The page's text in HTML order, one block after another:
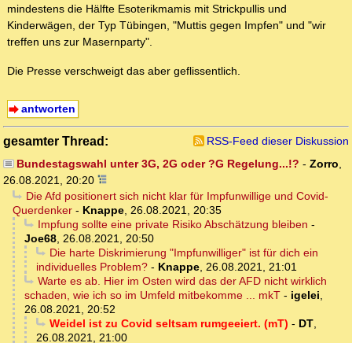
mindestens die Hälfte Esoterikmamis mit Strickpullis und
Kinderwägen, der Typ Tübingen, "Muttis gegen Impfen" und "wir
treffen uns zur Masernparty".
Die Presse verschweigt das aber geflissentlich.
antworten
gesamter Thread:
RSS-Feed dieser Diskussion
Bundestagswahl unter 3G, 2G oder ?G Regelung...!? - Zorro,
26.08.2021, 20:20
Die Afd positionert sich nicht klar für Impfunwillige und Covid-
Querdenker - Knappe, 26.08.2021, 20:35
Impfung sollte eine private Risiko Abschätzung bleiben -
Joe68, 26.08.2021, 20:50
Die harte Diskrimierung "Impfunwilliger" ist für dich ein
individuelles Problem? - Knappe, 26.08.2021, 21:01
Warte es ab. Hier im Osten wird das der AFD nicht wirklich
schaden, wie ich so im Umfeld mitbekomme ... mkT - igelei,
26.08.2021, 20:52
Weidel ist zu Covid seltsam rumgeeiert. (mT) - DT,
26.08.2021, 21:00